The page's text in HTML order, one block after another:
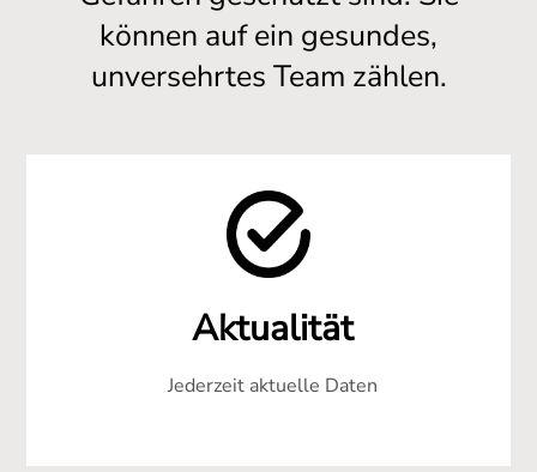
können auf ein gesundes,
unversehrtes Team zählen.
Aktualität
Jederzeit aktuelle Daten